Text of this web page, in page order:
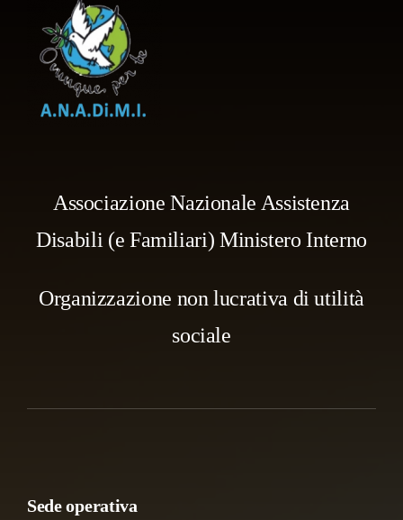
Associazione Nazionale Assistenza
Disabili (e Familiari) Ministero Interno
Organizzazione non lucrativa di utilità
sociale
Sede operativa